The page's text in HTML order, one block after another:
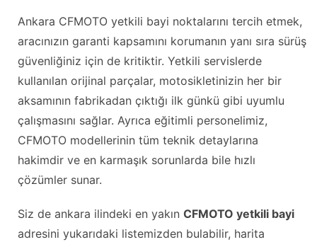
Ankara CFMOTO yetkili bayi noktalarını tercih etmek,
aracınızın garanti kapsamını korumanın yanı sıra sürüş
güvenliğiniz için de kritiktir. Yetkili servislerde
kullanılan orijinal parçalar, motosikletinizin her bir
aksamının fabrikadan çıktığı ilk günkü gibi uyumlu
çalışmasını sağlar. Ayrıca eğitimli personelimiz,
CFMOTO modellerinin tüm teknik detaylarına
hakimdir ve en karmaşık sorunlarda bile hızlı
çözümler sunar.
Siz de ankara ilindeki en yakın CFMOTO yetkili bayi
adresini yukarıdaki listemizden bulabilir, harita